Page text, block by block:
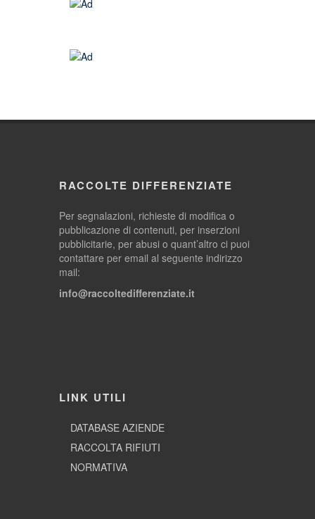
RACCOLTE DIFFERENZIATE
Per segnalazioni, richieste di modifica o
pubblicazione di contenuti, per inserzioni
pubblicitarie, per abusi o quant’altro ci puoi
contattare per email al seguente indirizzo
mail:
info@raccoltedifferenziate.it
LINK UTILI
DATABASE AZIENDE
RACCOLTA RIFIUTI
NORMATIVA